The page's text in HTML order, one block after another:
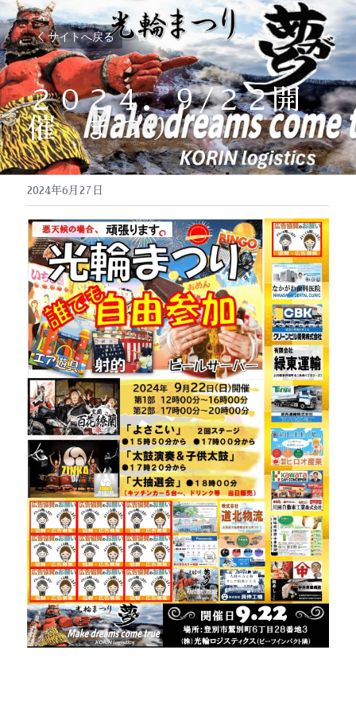
サイトへ戻る
２０２４．９/２２開
催　まつり
2024年6月27日